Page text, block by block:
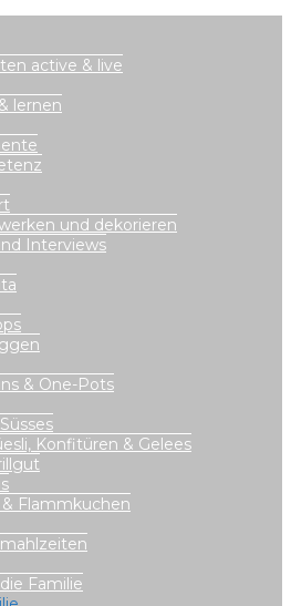
active & live
lernen
und dekorieren
Interviews
& One-Pots
Konfitüren & Gelees
Flammkuchen
Familie